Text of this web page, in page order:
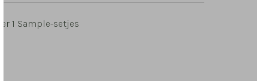
per 1 Sample-setjes